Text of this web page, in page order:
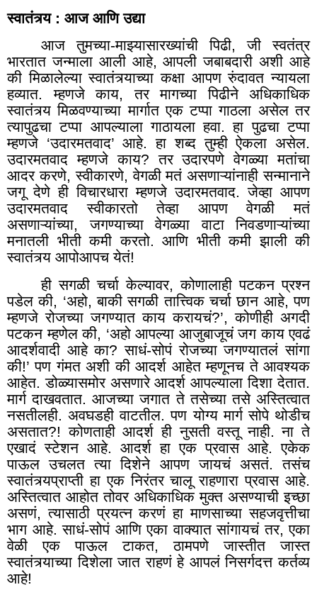
स्वातंत्र्य : आज आणि उद्या
आज तुमच्या-माझ्यासारख्यांची पिढी, जी स्वतंत्र
भारतात जन्माला आली आहे, आपली जबाबदारी अशी आहे
की मिळालेल्या स्वातंत्र्याच्या कक्षा आपण रुंदावत न्यायला
हव्यात. म्हणजे काय, तर मागच्या पिढीने अधिकाधिक
स्वातंत्र्य मिळवण्याच्या मार्गात एक टप्पा गाठला असेल तर
त्यापुढचा टप्पा आपल्याला गाठायला हवा. हा पुढचा टप्पा
म्हणजे ‘उदारमतवाद’ आहे. हा शब्द तुम्ही ऐकला असेल.
उदारमतवाद म्हणजे काय? तर उदारपणे वेगळ्या मतांचा
आदर करणे, स्वीकारणे, वेगळी मतं असणाऱ्यांनाही सन्मानाने
जगू देणे ही विचारधारा म्हणजे उदारमतवाद. जेव्हा आपण
उदारमतवाद स्वीकारतो तेव्हा आपण वेगळी मतं
असणाऱ्यांच्या, जगण्याच्या वेगळ्या वाटा निवडणाऱ्यांच्या
मनातली भीती कमी करतो. आणि भीती कमी झाली की
स्वातंत्र्य आपोआपच येतं!
ही सगळी चर्चा केल्यावर, कोणालाही पटकन प्रश्न
पडेल की, ‘अहो, बाकी सगळी तात्त्विक चर्चा छान आहे, पण
म्हणजे रोजच्या जगण्यात काय करायचं?’, कोणीही अगदी
पटकन म्हणेल की, ‘अहो आपल्या आजुबाजूचं जग काय एवढं
आदर्शवादी आहे का? साधं-सोपं रोजच्या जगण्यातलं सांगा
की!’ पण गंमत अशी की आदर्श आहेत म्हणूनच ते आवश्यक
आहेत. डोळ्यासमोर असणारे आदर्श आपल्याला दिशा देतात.
मार्ग दाखवतात. आजच्या जगात ते तसेच्या तसे अस्तित्वात
नसतीलही. अवघडही वाटतील. पण योग्य मार्ग सोपे थोडीच
असतात?! कोणताही आदर्श ही नुसती वस्तू नाही. ना ते
एखादं स्टेशन आहे. आदर्श हा एक प्रवास आहे. एकेक
पाऊल उचलत त्या दिशेने आपण जायचं असतं. तसंच
स्वातंत्र्यप्राप्ती हा एक निरंतर चालू राहणारा प्रवास आहे.
अस्तित्वात आहोत तोवर अधिकाधिक मुक्त असण्याची इच्छा
असणं, त्यासाठी प्रयत्न करणं हा माणसाच्या सहजवृत्तीचा
भाग आहे. साधं-सोपं आणि एका वाक्यात सांगायचं तर, एका
वेळी एक पाऊल टाकत, ठामपणे जास्तीत जास्त
स्वातंत्र्याच्या दिशेला जात राहणं हे आपलं निसर्गदत्त कर्तव्य
आहे!